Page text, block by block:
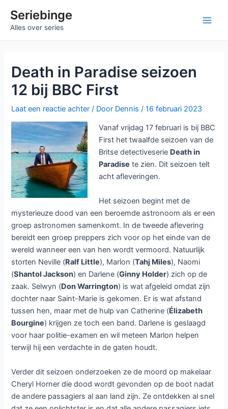
naarSeriebinge
Alles over series
Death in Paradise seizoen
12 bij BBC First
Laat een reactie achter / Door Dennis/16 februari 2023
Vanaf vrijdag 17 februari is bij BBC
First het twaalfde seizoen van de
Britse detectiveserie Death in
Paradise te zien. Dit seizoen telt
acht afleveringen.
Het seizoen begint met de
mysterieuze dood van een beroemde astronoom als er een
groep astronomen samenkomt. In de tweede aflevering
bereidt een groep preppers zich voor op het einde van de
wereld wanneer een van hen wordt vermoord. Natuurlijk
storten Neville (Ralf Little), Marlon (Tahj Miles), Naomi
(Shantol Jackson) en Darlene (Ginny Holder) zich op de
zaak. Selwyn (Don Warrington) is wat afgeleid omdat zijn
dochter naar Saint-Marie is gekomen. Er is wat afstand
tussen hen, maar met de hulp van Catherine (Élizabeth
Bourgine) krijgen ze toch een band. Darlene is geslaagd
voor haar politie-examen en wil meteen Marlon helpen
terwijl hij een verdachte in de gaten houdt.
Verder dit seizoen onderzoeken ze de moord op makelaar
Cheryl Horner die dood wordt gevonden op de boot nadat
de andere passagiers al aan land zijn. Ze ontdekken al snel